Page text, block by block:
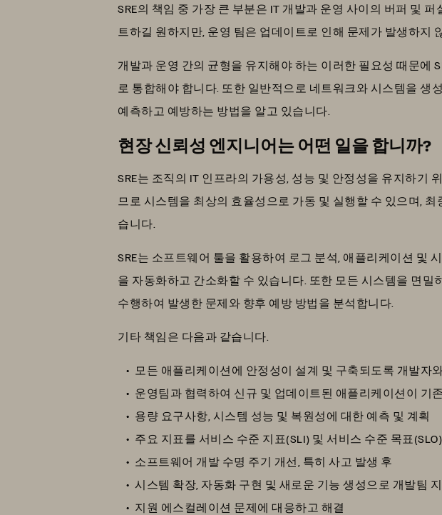
SRE의 책임 중 가장 큰 부분은 IT 개발과 운영 사이의 버퍼 및
트하길 원하지만, 운영 팀은 업데이트로 인해 문제가 발생하지
개발과 운영 간의 균형을 유지해야 하는 이러한 필요성 때문에
로 통합해야 합니다. 또한 일반적으로 네트워크와 시스템을
예측하고 예방하는 방법을 알고 있습니다.
현장 신뢰성 엔지니어는 어떤 일을 합니까?
SRE는 조직의 IT 인프라의 가용성, 성능 및 안정성을 유지하기
므로 시스템을 최상의 효율성으로 가동 및 실행할 수 있으며,
습니다.
SRE는 소프트웨어 툴을 활용하여 로그 분석, 애플리케이션 및
을 자동화하고 간소화할 수 있습니다. 또한 모든 시스템을 면
수행하여 발생한 문제와 향후 예방 방법을 분석합니다.
기타 책임은 다음과 같습니다.
모든 애플리케이션에 안정성이 설계 및 구축되도록 개발자
운영팀과 협력하여 신규 및 업데이트된 애플리케이션이 기
용량 요구사항, 시스템 성능 및 복원성에 대한 예측 및 계획
주요 지표를 서비스 수준 지표(SLI) 및 서비스 수준 목표
소프트웨어 개발 수명 주기 개선, 특히 사고 발생 후
시스템 확장, 자동화 구현 및 새로운 기능 생성으로 개발팀
지원 에스컬레이션 문제에 대응하고 해결